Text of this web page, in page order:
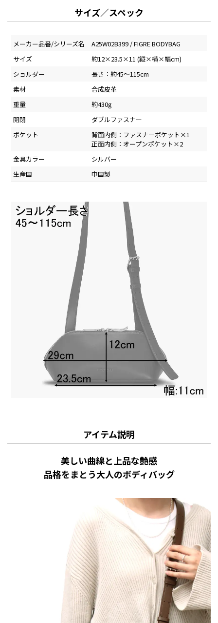
サイズ／スペック
メーカー品番/シリーズ名
A25W02B399 / FIGRE BODYBAG
サイズ
約12×23.5×11 (縦×横×幅cm)
ショルダー
長さ：約45～115cm
素材
合成皮革
重量
約430g
開閉
ダブルファスナー
ポケット
背面内側：ファスナーポケット×1
正面内側：オープンポケット×2
金具カラー
シルバー
生産国
中国製
アイテム説明
美しい曲線と上品な艶感
品格をまとう大人のボディバッグ